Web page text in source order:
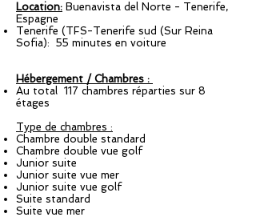
Location: Buenavista del Norte - Tenerife,
Espagne
Tenerife (TFS-Tenerife sud (Sur Reina
Sofia): 55 minutes en voiture
Hébergement / Chambres :
Au total 117 chambres réparties sur 8
étages
Type de chambres :
Chambre double standard
Chambre double vue golf
Junior suite
Junior suite vue mer
Junior suite vue golf
Suite standard
Suite vue mer